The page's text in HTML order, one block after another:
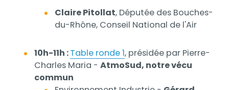
Claire Pitollat, Députée des Bouches-
du-Rhône, Conseil National de l'Air
10h-11h :Table ronde 1, présidée par Pierre-
Charles Maria - AtmoSud, notre vécu
commun